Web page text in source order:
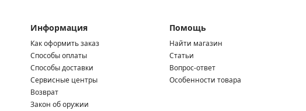
Информация
Как оформить заказ
Способы оплаты
Способы доставки
Сервисные центры
Возврат
Закон об оружии
Помощь
Найти магазин
Статьи
Вопрос-ответ
Особенности товара